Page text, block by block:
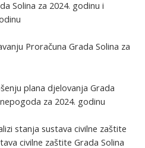
Solina za 2024. godinu i
Proračuna Grada Solina za
plana djelovanja Grada
za 2024. godinu
stanja sustava civilne zaštite
civilne zaštite Grada Solina